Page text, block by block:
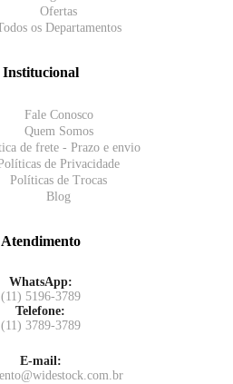
Ofertas
os Departamentos
Institucional
Fale Conosco
Quem Somos
de frete - Prazo e envio
de Privacidade
Políticas de Trocas
Blog
Atendimento
WhatsApp:
(11) 5196-3789
Telefone:
(11) 3789-3789
E-mail: